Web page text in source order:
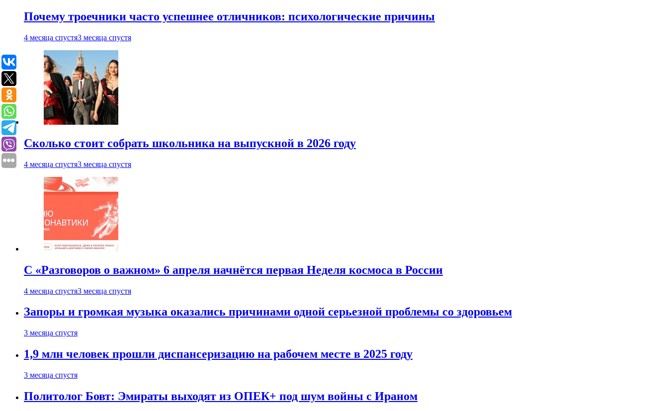
Почему троечники часто успешнее отличников: психологические причины
4 месяца спустя3 месяца спустя
Сколько стоит собрать школьника на выпускной в 2026 году
4 месяца спустя3 месяца спустя
С «Разговоров о важном» 6 апреля начнётся первая Неделя космоса в России
4 месяца спустя3 месяца спустя
Запоры и громкая музыка оказались причинами одной серьезной проблемы со здоровьем
3 месяца спустя
1,9 млн человек прошли диспансеризацию на рабочем месте в 2025 году
3 месяца спустя
Политолог Бовт: Эмираты выходят из ОПЕК+ под шум войны с Ираном